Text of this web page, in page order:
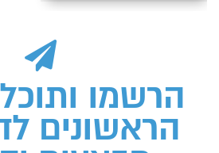
הרשמו
הראשונים